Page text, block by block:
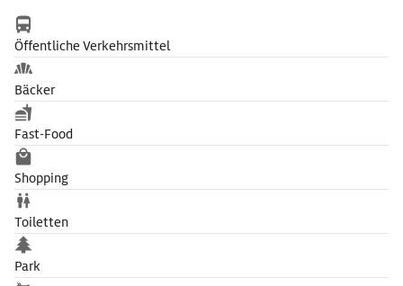
Öffentliche Verkehrsmittel
Bäcker
Fast-Food
Shopping
Toiletten
Park